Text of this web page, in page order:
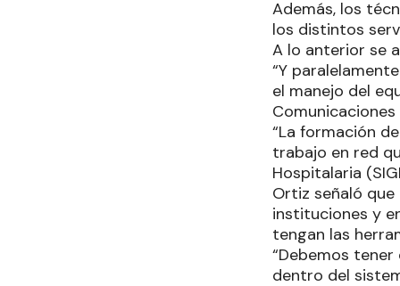
Además, los
los distintos
A lo anterior se
“Y
el manejo del
“La formación
trabajo en red
Hospitalaria
Ortiz señaló
instituciones y
tengan las
“Debemos
dentro del